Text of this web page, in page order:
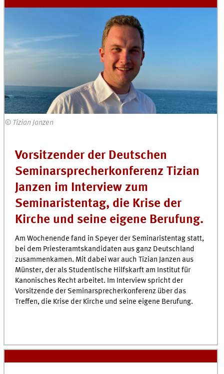
© Tizian Janzen
Vorsitzender der Deutschen
Seminarsprecherkonferenz Tizian
Janzen im Interview zum
Seminaristentag, die Krise der
Kirche und seine eigene Berufung.
Am Wochenende fand in Speyer der Seminaristentag statt,
bei dem Priesteramtskandidaten aus ganz Deutschland
zusammenkamen. Mit dabei war auch Tizian Janzen aus
Münster, der als Studentische Hilfskarft am Institut für
Kanonisches Recht arbeitet. Im Interview spricht der
Vorsitzende der Seminarsprecherkonferenz über das
Treffen, die Krise der Kirche und seine eigene Berufung.